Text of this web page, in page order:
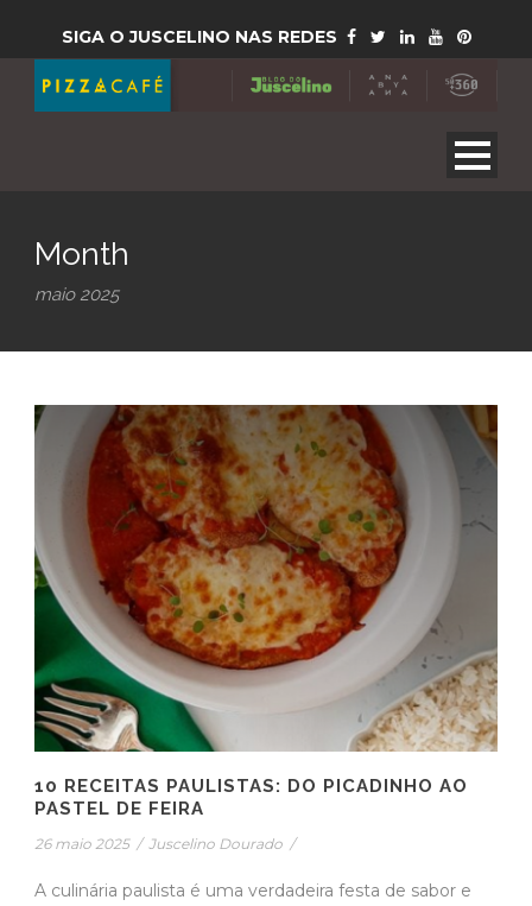
SIGA O JUSCELINO NAS REDES
Month
maio 2025
10 RECEITAS PAULISTAS: DO PICADINHO AO
PASTEL DE FEIRA
26 maio 2025 / Juscelino Dourado /
A culinária paulista é uma verdadeira festa de sabor e